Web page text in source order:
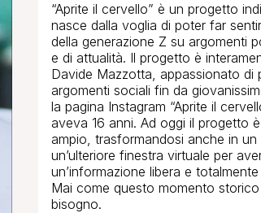
“Aprite il cervello” è un progetto
nasce dalla voglia di poter far
della generazione Z su argomenti
e di attualità. Il progetto è
Davide Mazzotta, appassionato di
argomenti sociali fin da
la pagina Instagram “Aprite il
aveva 16 anni. Ad oggi il progetto
ampio, trasformandosi anche in
un’ulteriore finestra virtuale per
un’informazione libera e
Mai come questo momento storico
bisogno.